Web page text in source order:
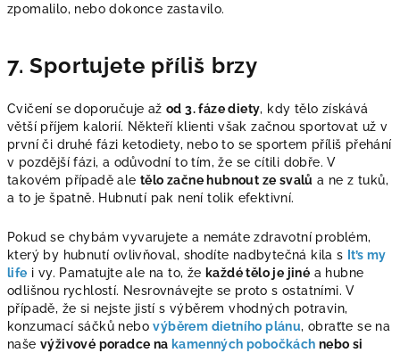
zpomalilo, nebo dokonce zastavilo.
7. Sportujete příliš brzy
Cvičení se doporučuje až od 3. fáze diety, kdy tělo získává
větší příjem kalorií. Někteří klienti však začnou sportovat už v
první či druhé fázi ketodiety, nebo to se sportem příliš přehání
v pozdější fázi, a odůvodní to tím, že se cítili dobře. V
takovém případě ale tělo začne hubnout ze svalů a ne z tuků,
a to je špatně. Hubnutí pak není tolik efektivní.
Pokud se chybám vyvarujete a nemáte zdravotní problém,
který by hubnutí ovlivňoval, shodíte nadbytečná kila s It’s my
life i vy. Pamatujte ale na to, že každé tělo je jiné a hubne
odlišnou rychlostí. Nesrovnávejte se proto s ostatními. V
případě, že si nejste jistí s výběrem vhodných potravin,
konzumací sáčků nebo výběrem dietního plánu, obraťte se na
naše výživové poradce na kamenných pobočkáchnebo si